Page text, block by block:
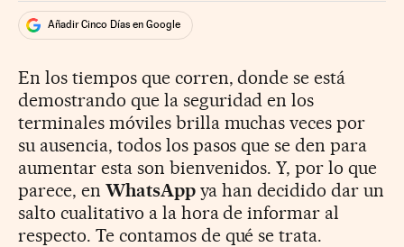
Añadir Cinco Días en Google
En los tiempos que corren, donde se está
demostrando que la seguridad en los
terminales móviles brilla muchas veces por
su ausencia, todos los pasos que se den para
aumentar esta son bienvenidos. Y, por lo que
parece, en WhatsAppya han decidido dar un
salto cualitativo a la hora de informar al
respecto. Te contamos de qué se trata.